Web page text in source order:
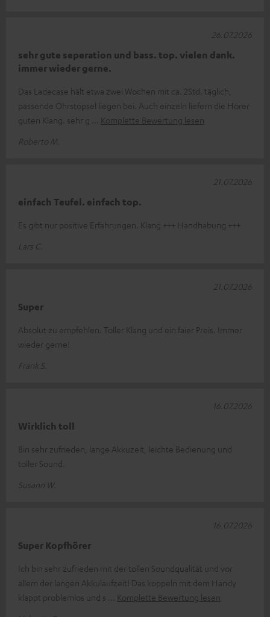
sehr gute seperation und bass. top. vielen dank.
immer wieder gerne.
Das Ladecase hält etwa zwei Wochen mit ca. 2Std. täglich,
passende Ohrstöpsel liegen bei. Auch einzeln liefern die Hörer
guten Klang. sehr g
Komplette Bewertung lesen
Roberto M.
26.07.2026
einfach Teufel. einfach top.
Es gibt nur positive Erfahrungen. Klang +++ Handhabung +++
Lars C.
21.07.2026
Super
Absolut zu empfehlen. Toller Klang und ein faier Preis. Immer
wieder gerne!
Frank S.
21.07.2026
Wirklich toll
Bin sehr zufrieden, lange Akkuzeit, leichte Bedienung und
toller Sound.
Susann W.
16.07.2026
Super Kopfhörer
Ich bin sehr zufrieden mit der tollen Soundqualität und vor
allem der langen Akkulaufzeit! Das koppeln mit dem Handy
klappt problemlos und s
Komplette Bewertung lesen
16.07.2026